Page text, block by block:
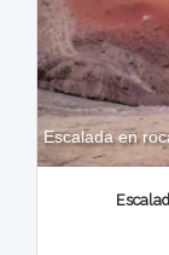
Escalada en